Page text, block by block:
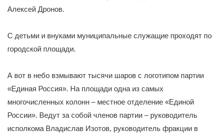
Алексей Дронов.
С детьми и внуками муниципальные служащие проходят по
городской площади.
А вот в небо взмывают тысячи шаров с логотипом партии
«Единая Россия». На площади одна из самых
многочисленных колонн – местное отделение «Единой
России». Ведут за собой членов партии – руководитель
исполкома Владислав Изотов, руководитель фракции в